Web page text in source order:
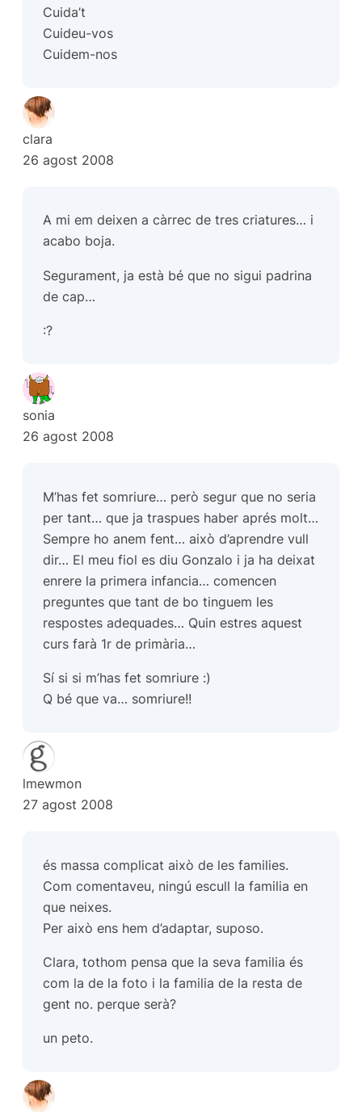
Cuida’t
Cuideu-vos
Cuidem-nos
clara
26 agost 2008
A mi em deixen a càrrec de tres criatures… i
acabo boja.
Segurament, ja està bé que no sigui padrina
de cap…
:?
sonia
26 agost 2008
M’has fet somriure… però segur que no seria
per tant… que ja traspues haber aprés molt…
Sempre ho anem fent… això d’aprendre vull
dir… El meu fiol es diu Gonzalo i ja ha deixat
enrere la primera infancia… comencen
preguntes que tant de bo tinguem les
respostes adequades… Quin estres aquest
curs farà 1r de primària…
Sí si si m’has fet somriure :)
Q bé que va… somriure!!
lmewmon
27 agost 2008
és massa complicat això de les families.
Com comentaveu, ningú escull la familia en
que neixes.
Per això ens hem d’adaptar, suposo.
Clara, tothom pensa que la seva familia és
com la de la foto i la familia de la resta de
gent no. perque serà?
un peto.